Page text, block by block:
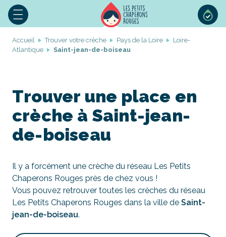
Accueil Trouver votre crèche Pays de la Loire
Loire-
Atlantique
Saint-jean-de-boiseau
Trouver une place en
crèche à Saint-jean-
de-boiseau
Il y a forcément une crèche du réseau Les Petits
Chaperons Rouges près de chez vous !
Vous pouvez retrouver toutes les crèches du réseau
Les Petits Chaperons Rouges dans la ville de Saint-
jean-de-boiseau.